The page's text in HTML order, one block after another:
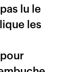
lu le
les